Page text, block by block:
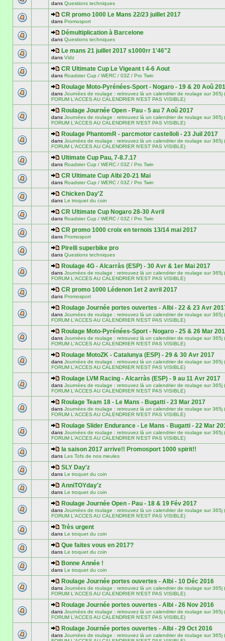
dans Questions techniques
CR promo 1000 Le Mans 22/23 juillet 2017
dans Promosport
Démultiplication à Barcelone
dans Questions techniques
Le mans 21 juillet 2017 s1000rr 1'46"2
dans Vidz
CR Ultimate Cup Le Vigeant t 4-6 Aout
dans Roadster Cup / WERC / 03Z / Pro Twin
Roulage Moto-Pyrénées-Sport - Nogaro - 19 & 20 Aoû
dans Journées de roulage : retrouvez là un calendrier de roulage sur 365j
FORUM L'ACCES AU CALENDRIER N'EST PAS VISIBLE)
Roulage Journée Open - Pau - 5 au 7 Aoû 2017
dans Journées de roulage : retrouvez là un calendrier de roulage sur 365j
FORUM L'ACCES AU CALENDRIER N'EST PAS VISIBLE)
Roulage PhantomR - parcmotor castelloli - 23 Juil 2017
dans Journées de roulage : retrouvez là un calendrier de roulage sur 365j
FORUM L'ACCES AU CALENDRIER N'EST PAS VISIBLE)
Ultimate Cup Pau, 7-8.7.17
dans Roadster Cup / WERC / 03Z / Pro Twin
CR Ultimate Cup Albi 20-21 Mai
dans Roadster Cup / WERC / 03Z / Pro Twin
Chicken Day'Z
dans Le troquet du coin
CR Ultimate Cup Nogaro 28-30 Avril
dans Roadster Cup / WERC / 03Z / Pro Twin
CR promo 1000 croix en ternois 13/14 mai 2017
dans Promosport
Pirelli superbike pro
dans Questions techniques
Roulage 4G - Alcarràs (ESP) - 30 Avr & 1er Mai 2017
dans Journées de roulage : retrouvez là un calendrier de roulage sur 365j
FORUM L'ACCES AU CALENDRIER N'EST PAS VISIBLE)
CR promo 1000 Lédenon 1et 2 avril 2017
dans Promosport
Roulage Journée portes ouvertes - Albi - 22 & 23 Avr
dans Journées de roulage : retrouvez là un calendrier de roulage sur 365j
FORUM L'ACCES AU CALENDRIER N'EST PAS VISIBLE)
Roulage Moto-Pyrénées-Sport - Nogaro - 25 & 26 Mar
dans Journées de roulage : retrouvez là un calendrier de roulage sur 365j
FORUM L'ACCES AU CALENDRIER N'EST PAS VISIBLE)
Roulage MotoZK - Catalunya (ESP) - 29 & 30 Avr 2017
dans Journées de roulage : retrouvez là un calendrier de roulage sur 365j
FORUM L'ACCES AU CALENDRIER N'EST PAS VISIBLE)
Roulage LVM Racing - Alcarràs (ESP) - 9 au 11 Avr 2017
dans Journées de roulage : retrouvez là un calendrier de roulage sur 365j
FORUM L'ACCES AU CALENDRIER N'EST PAS VISIBLE)
Roulage Team 18 - Le Mans - Bugatti - 23 Mar 2017
dans Journées de roulage : retrouvez là un calendrier de roulage sur 365j
FORUM L'ACCES AU CALENDRIER N'EST PAS VISIBLE)
Roulage Slider Endurance - Le Mans - Bugatti - 22 Mar
dans Journées de roulage : retrouvez là un calendrier de roulage sur 365j
FORUM L'ACCES AU CALENDRIER N'EST PAS VISIBLE)
la saison 2017 arrive!! Promosport 1000 spirit!!
dans Les Tofs de nos meules
SLY Day'z
dans Le troquet du coin
AnniTOYday'z
dans Le troquet du coin
Roulage Journée Open - Pau - 18 & 19 Fév 2017
dans Journées de roulage : retrouvez là un calendrier de roulage sur 365j
FORUM L'ACCES AU CALENDRIER N'EST PAS VISIBLE)
Très urgent
dans Le troquet du coin
Que faites vous en 2017?
dans Le troquet du coin
Bonne Année !
dans Le troquet du coin
Roulage Journée portes ouvertes - Albi - 10 Déc 2016
dans Journées de roulage : retrouvez là un calendrier de roulage sur 365j
FORUM L'ACCES AU CALENDRIER N'EST PAS VISIBLE)
Roulage Journée portes ouvertes - Albi - 26 Nov 2016
dans Journées de roulage : retrouvez là un calendrier de roulage sur 365j
FORUM L'ACCES AU CALENDRIER N'EST PAS VISIBLE)
Roulage Journée portes ouvertes - Albi - 29 Oct 2016
dans Journées de roulage : retrouvez là un calendrier de roulage sur 365j